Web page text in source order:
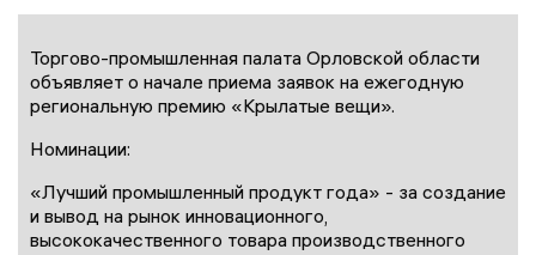
Торгово-промышленная палата Орловской области
объявляет о начале приема заявок на ежегодную
региональную премию «Крылатые вещи».
Номинации:
«Лучший промышленный продукт года» - за создание
и вывод на рынок инновационного,
высококачественного товара производственного